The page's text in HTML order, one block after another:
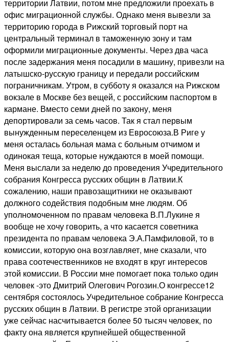
территории Латвии, потом мне предложили проехать в
офис миграционной службы. Однако меня вывезли за
территорию города в Рижский торговый порт на
центральный терминал в таможенную зону и там
оформили миграционные документы. Через два часа
после задержания меня посадили в машину, привезли на
латышско-русскую границу и передали российским
пограничникам. Утром, в субботу я оказался на Рижском
вокзале в Москве без вещей, с российским паспортом в
кармане. Вместо семи дней по закону, меня
депортировали за семь часов. Так я стал первым
вынужденным переселенцем из Евросоюза.В Риге у
меня осталась больная мама с больным отчимом и
одинокая теща, которые нуждаются в моей помощи.
Меня выслали за неделю до проведения Учредительного
собрания Конгресса русских общин в Латвии.К
сожалению, наши правозащитники не оказывают
должного содействия подобным мне людям. Об
уполномоченном по правам человека В.П.Лукине я
вообще не хочу говорить, а что касается советника
президента по правам человека Э.А.Памфиловой, то в
комиссии, которую она возглавляет, мне сказали, что
права соотечественников не входят в круг интересов
этой комиссии. В России мне помогает пока только один
человек -это Дмитрий Олегович Рогозин.О конгрессе12
сентября состоялось Учредительное собрание Конгресса
русских общин в Латвии. В регистре этой организации
уже сейчас насчитывается более 50 тысяч человек, по
факту она является крупнейшей общественной